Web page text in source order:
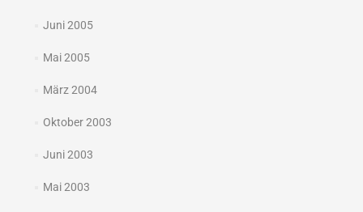
Juni 2005
Mai 2005
März 2004
Oktober 2003
Juni 2003
Mai 2003